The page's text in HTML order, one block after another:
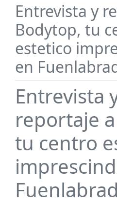
Entrevista y
Bodytop, tu
estetico
en
Entrevista
reportaje
tu centro